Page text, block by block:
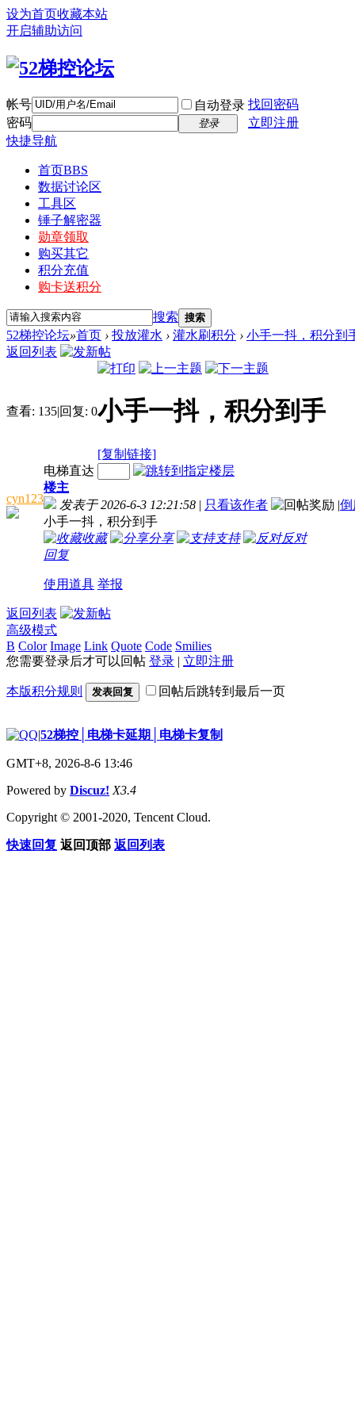
设为首页收藏本站
开启辅助访问
帐号 自动登录 找回密码
密码
登录
立即注册
快捷导航
首页BBS
数据讨论区
工具区
锤子解密器
勋章领取
购买其它
积分充值
购卡送积分
搜索 搜索
52梯控论坛»首页 › 投放灌水 › 灌水刷积分 › 小手一抖，积分到
返回列表
查看: 135|回复: 0小手一抖，积分到手
[复制链接]
cyn123
电梯直达
楼主
发表于 2026-6-3 12:21:58 | 只看该作者 |倒
小手一抖，积分到手
收藏
分享 支持
反对
回复
使用道具 举报
返回列表
高级模式
B Color Image Link Quote Code Smilies
您需要登录后才可以回帖 登录 | 立即注册
本版积分规则 发表回复 回帖后跳转到最后一页
|52梯控│电梯卡延期│电梯卡复制
GMT+8, 2026-8-6 13:46
Powered by Discuz! X3.4
Copyright © 2001-2020, Tencent Cloud.
快速回复 返回顶部 返回列表